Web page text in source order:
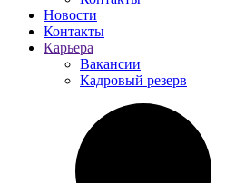
Новости
Контакты
Карьера
Вакансии
Кадровый резерв